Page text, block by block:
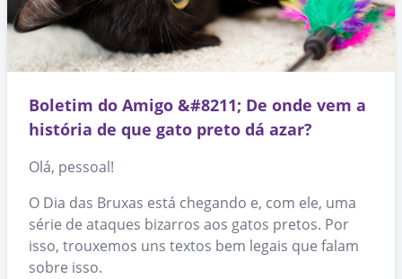
Boletim do Amigo &#8211; De onde vem a
história de que gato preto dá azar?
Olá, pessoal!
O Dia das Bruxas está chegando e, com ele, uma
série de ataques bizarros aos gatos pretos. Por
isso, trouxemos uns textos bem legais que falam
sobre isso.